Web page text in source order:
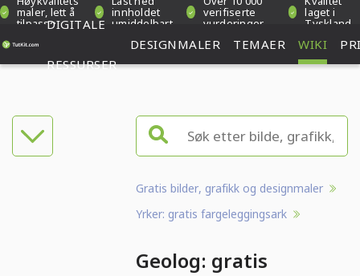
maler, lett å
tilpasse
innholdet
umiddelbart
verifiserte
vurderinger
laget i
Tyskland
DIGITALE
RESSURSER
DESIGNMALER TEMAER WIKI
Gratis bilder, grafikk og designmaler
Yrker: gratis fargeleggingsark
Geolog: gratis